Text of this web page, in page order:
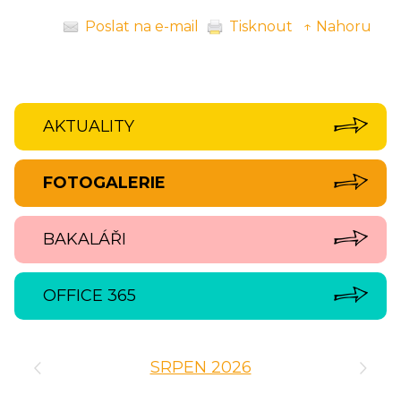
Poslat na e-mail Tisknout ↑ Nahoru
AKTUALITY
FOTOGALERIE
BAKALÁŘI
OFFICE 365
SRPEN 2026